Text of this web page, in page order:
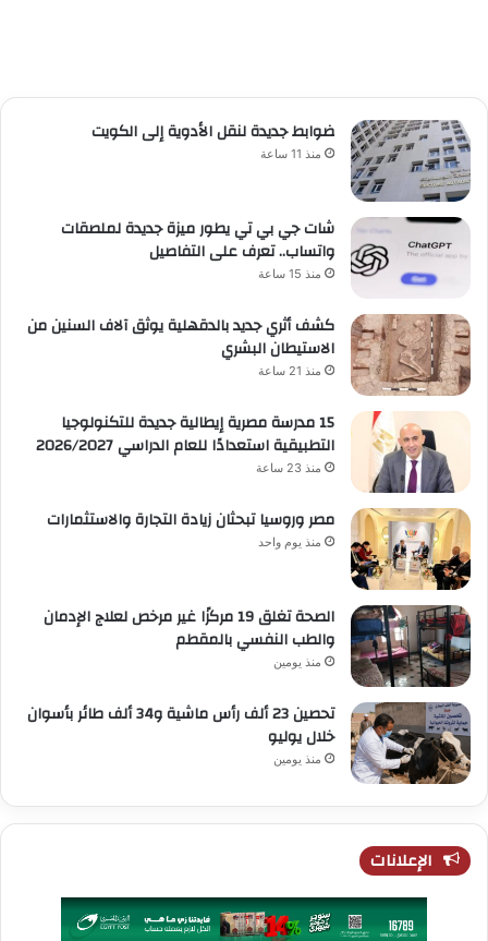
ضوابط جديدة لنقل الأدوية إلى الكويت
منذ 11 ساعة
شات جي بي تي يطور ميزة جديدة لملصقات
واتساب.. تعرف على التفاصيل
منذ 15 ساعة
كشف أثري جديد بالدقهلية يوثق آلاف السنين من
الاستيطان البشري
منذ 21 ساعة
15 مدرسة مصرية إيطالية جديدة للتكنولوجيا
التطبيقية استعدادًا للعام الدراسي 2026/2027
منذ 23 ساعة
مصر وروسيا تبحثان زيادة التجارة والاستثمارات
منذ يوم واحد
الصحة تغلق 19 مركزًا غير مرخص لعلاج الإدمان
والطب النفسي بالمقطم
منذ يومين
تحصين 23 ألف رأس ماشية و34 ألف طائر بأسوان
خلال يوليو
منذ يومين
الإعلانات